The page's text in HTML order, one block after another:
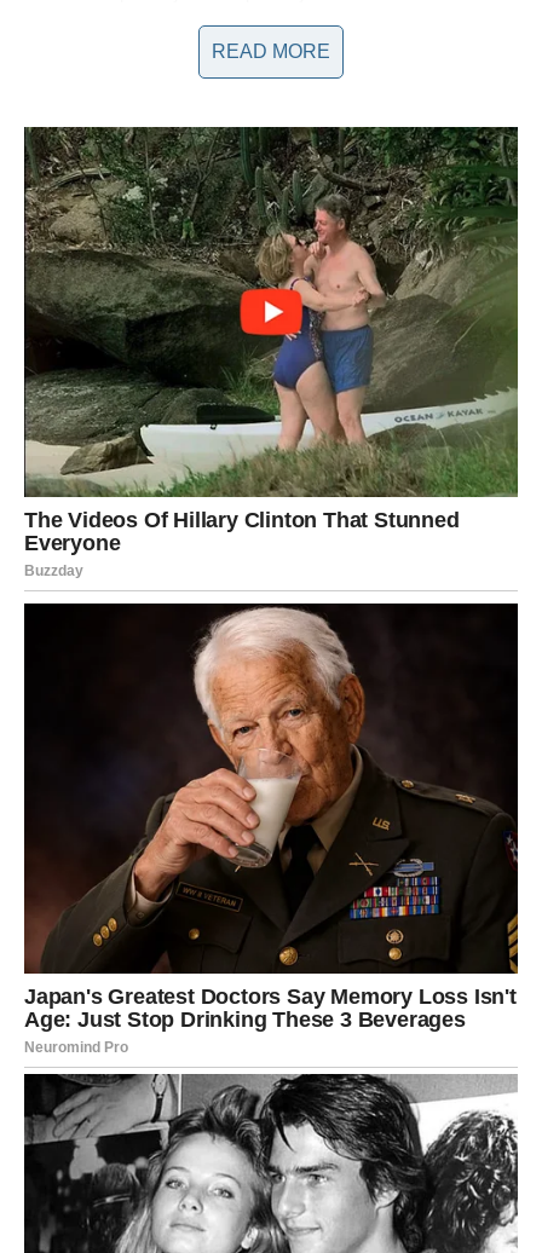
izgradnja boljih sistema podrške koji će omogućiti žrtvama da
se osećaju sigurno tokom procesa prijavljivanja nasilja.
oblike pravne pomoći za žrtve koje se suočavaju s pravnim
sistemom.
Važno je da zajednica, institucije i mediji rade zajedno na
podizanju svesti o ovom problemu. Kroz odgovorno
izveštavanje, možemo doprineti razumevanju problema nasilja
u porodici i njegovih uzroka. Mediji igraju ključnu ulogu u
oblikovanju javnog mnjenja i često su ti koji mogu skrenuti
pažnju na važne teme.
Kroz zajedničke napore i saradnju, možemo stvoriti društvo
koje aktivno deluje protiv nasilja u porodici, pružajući podršku
onima koji su pogođeni ovim teškim pitanjem.
Zaključak: Akcija i edukacija su
U zaključku, nasilje u porodici je ozbiljan problem koji zahteva
hitnu pažnju i akciju. Tragedija u Antwerpenu služi kao snažan
podsticaj za sve nas da prepoznamo važnost kolektivnog
delovanja i solidarnosti u borbi protiv nasilja. Uključivanjem
svih članova zajednice, možemo raditi na eliminaciji nasilja i
stvaranju bezbednog okruženja za sve.
Edukacija, prevencija i brza reakcija su ključni koraci ka
izgradnji boljeg društva bez nasilja, gde svaka osoba može da
živi bez straha i u miru. Naša odgovornost je da učinimo sve
što je u našoj moći kako bismo osigurali da se ovakve
tragedije više ne ponavljaju, kako bismo stvorili društvo koje
podržava i štiti one najranjivije među nama.
READ MORE